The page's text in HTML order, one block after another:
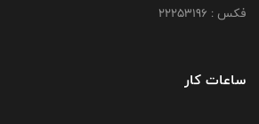
فکس : 22253196
ساعات کار